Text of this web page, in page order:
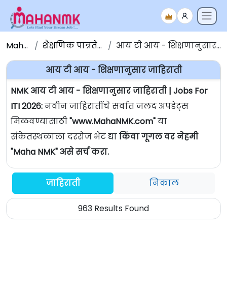
Maha NMK शैक्षणिक पात्रतेनुसार जाहिराती आय टी आय - शिक्षणानुसार जाहिराती | Jobs For ITI
आय टी आय - शिक्षणानुसार जाहिराती
NMK आय टी आय - शिक्षणानुसार जाहिराती | Jobs For
ITI 2026:नवीन जाहिरातींचे सर्वात जलद अपडेट्स
मिळवण्यासाठी"www.MahaNMK.com"या
संकेतस्थळाला दररोज भेट द्याकिंवा गूगल वर नेहमी
"Maha NMK" असे सर्च करा.
जाहिराती निकाल
963 Results Found